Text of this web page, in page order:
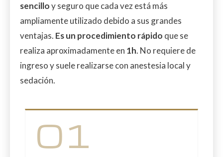
sencilloy seguro que cada vez está más
ampliamente utilizado debido a sus grandes
ventajas. Es un procedimiento rápido que se
realiza aproximadamente en 1h. No requiere de
ingreso y suele realizarse con anestesia local y
sedación.
01